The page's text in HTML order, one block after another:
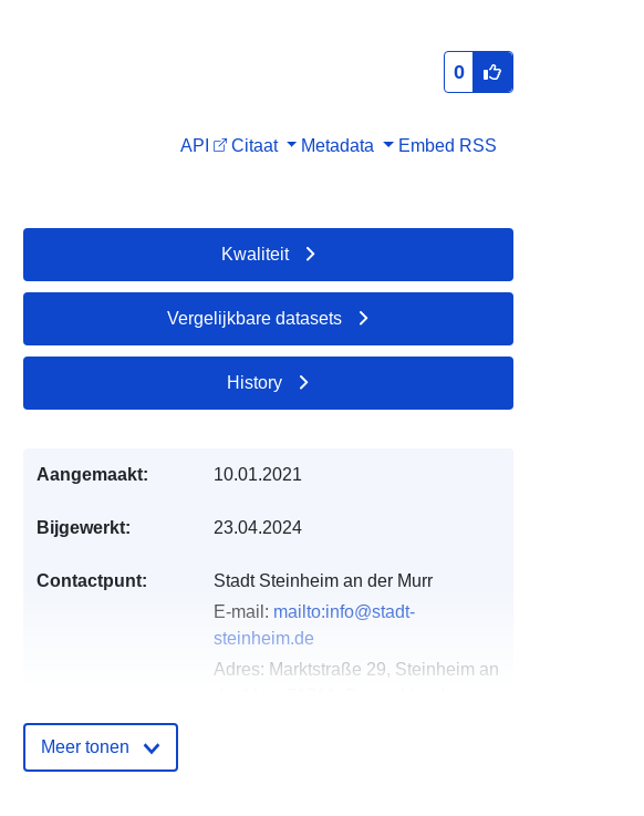
0
API Citaat Metadata Embed RSS
Kwaliteit
Vergelijkbare datasets
History
Aangemaakt: 10.01.2021
Bijgewerkt: 23.04.2024
Contactpunt:
Stadt Steinheim an der Murr
E-mail: mailto:info@stadt-
steinheim.de
Adres: Marktstraße 29, Steinheim an
Meer tonen